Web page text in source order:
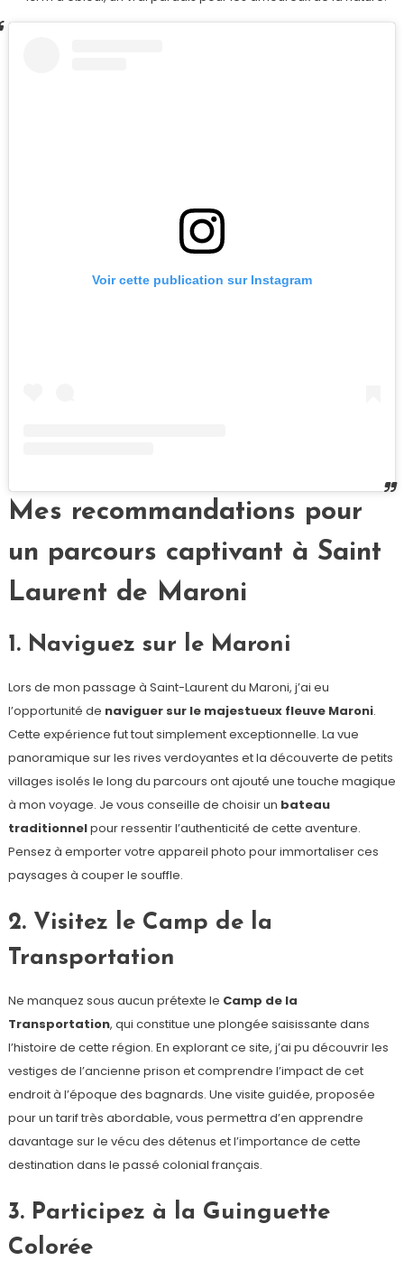
Voir cette publication sur Instagram
Mes recommandations pour
un parcours captivant à Saint
Laurent de Maroni
1. Naviguez sur le Maroni
Lors de mon passage à Saint-Laurent du Maroni, j’ai eu
l’opportunité de naviguer sur le majestueux fleuve Maroni.
Cette expérience fut tout simplement exceptionnelle. La vue
panoramique sur les rives verdoyantes et la découverte de petits
villages isolés le long du parcours ont ajouté une touche magique
à mon voyage. Je vous conseille de choisir un bateau
traditionnelpour ressentir l’authenticité de cette aventure.
Pensez à emporter votre appareil photo pour immortaliser ces
paysages à couper le souffle.
2. Visitez le Camp de la
Transportation
Ne manquez sous aucun prétexte le Camp de la
Transportation, qui constitue une plongée saisissante dans
l’histoire de cette région. En explorant ce site, j’ai pu découvrir les
vestiges de l’ancienne prison et comprendre l’impact de cet
endroit à l’époque des bagnards. Une visite guidée, proposée
pour un tarif très abordable, vous permettra d’en apprendre
davantage sur le vécu des détenus et l’importance de cette
destination dans le passé colonial français.
3. Participez à la Guinguette
Colorée